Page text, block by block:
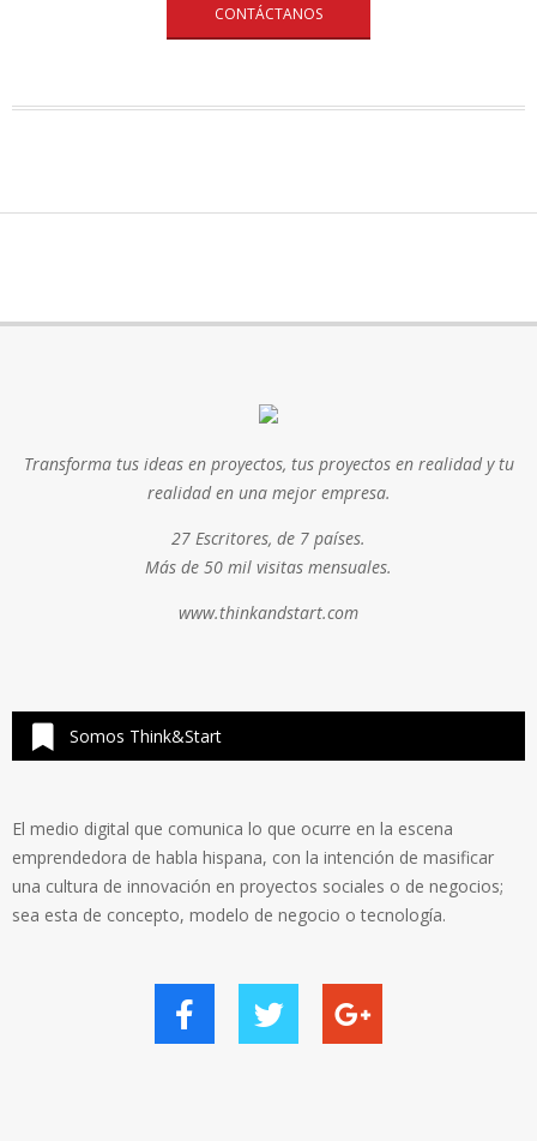
CONTÁCTANOS
Transforma tus ideas en proyectos, tus proyectos en realidad y tu
realidad en una mejor empresa.
27 Escritores, de 7 países.
Más de 50 mil visitas mensuales.
www.thinkandstart.com
Somos Think&Start
El medio digital que comunica lo que ocurre en la escena
emprendedora de habla hispana, con la intención de masificar
una cultura de innovación en proyectos sociales o de negocios;
sea esta de concepto, modelo de negocio o tecnología.